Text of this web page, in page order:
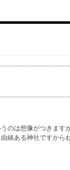
のは想像がつきます
緒ある神社ですからね